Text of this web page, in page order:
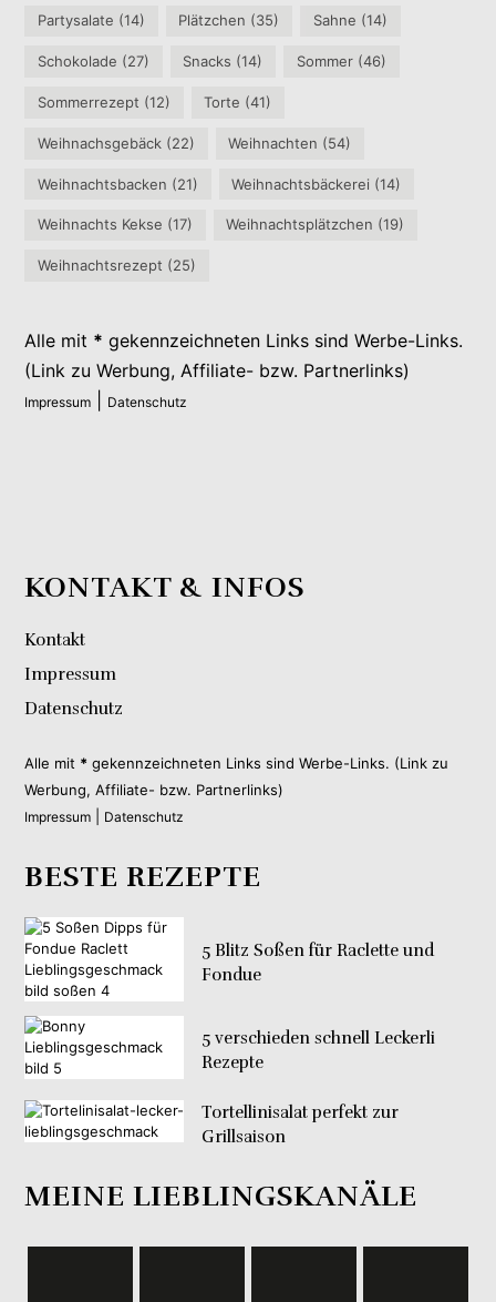
Partysalate (14) Plätzchen (35) Sahne (14)
Schokolade (27) Snacks (14) Sommer(46)
Sommerrezept (12) Torte (41)
Weihnachsgebäck (22) Weihnachten (54)
Weihnachtsbacken (21) Weihnachtsbäckerei (14)
Weihnachts Kekse (17) Weihnachtsplätzchen (19)
Weihnachtsrezept (25)
Alle mit * gekennzeichneten Links sind Werbe-Links.
(Link zu Werbung, Affiliate- bzw. Partnerlinks)
Impressum Datenschutz
KONTAKT & INFOS
Kontakt
Impressum
Datenschutz
Alle mit * gekennzeichneten Links sind Werbe-Links. (Link zu
Werbung, Affiliate- bzw. Partnerlinks)
Impressum Datenschutz
BESTE REZEPTE
5 Blitz Soßen für Raclette und
Fondue
5 verschieden schnell Leckerli
Rezepte
Tortellinisalat perfekt zur
Grillsaison
MEINE LIEBLINGSKANÄLE